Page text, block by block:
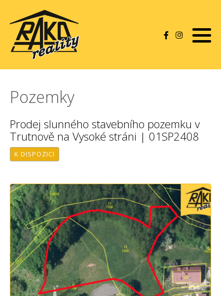
Pozemky
Prodej slunného stavebního pozemku v
Trutnově na Vysoké stráni | 01SP2408
K DISPOZICI
Byty
Pozemky
Komerční nemovitosti
Pronájmy